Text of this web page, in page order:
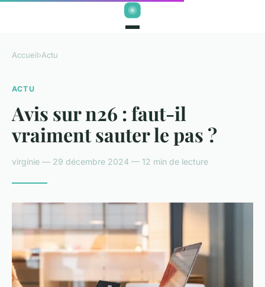
Accueil›Actu
ACTU
Avis sur n26 : faut-il
vraiment sauter le pas ?
virginie — 29 décembre 2024 — 12 min de lecture